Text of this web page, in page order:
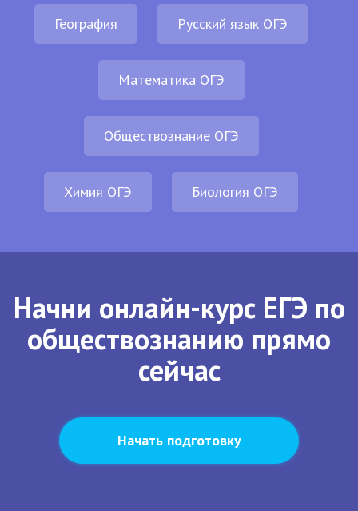
География Русский язык ОГЭ
Математика ОГЭ
Обществознание ОГЭ
Химия ОГЭ Биология ОГЭ
Начни онлайн-курс ЕГЭ по
обществознанию прямо
сейчас
Начать подготовку